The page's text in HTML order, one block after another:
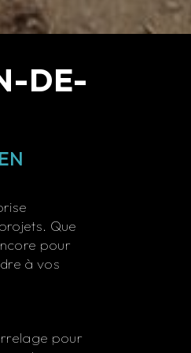
DE-
Que
pour
à vos
pour